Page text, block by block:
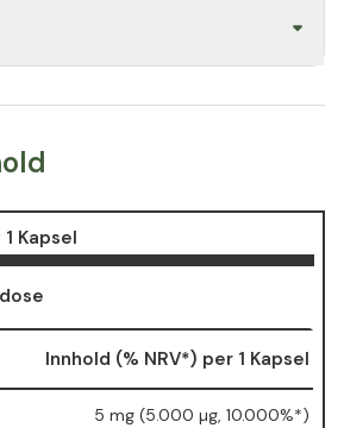
1 Kapsel
Innhold (% NRV*) per 1 Kapsel
5 mg (5.000 µg, 10.000%*)